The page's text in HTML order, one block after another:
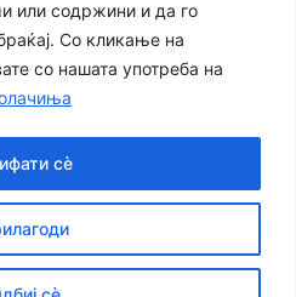
или содржини и да го
Со кликање на
со нашата употреба на
сè